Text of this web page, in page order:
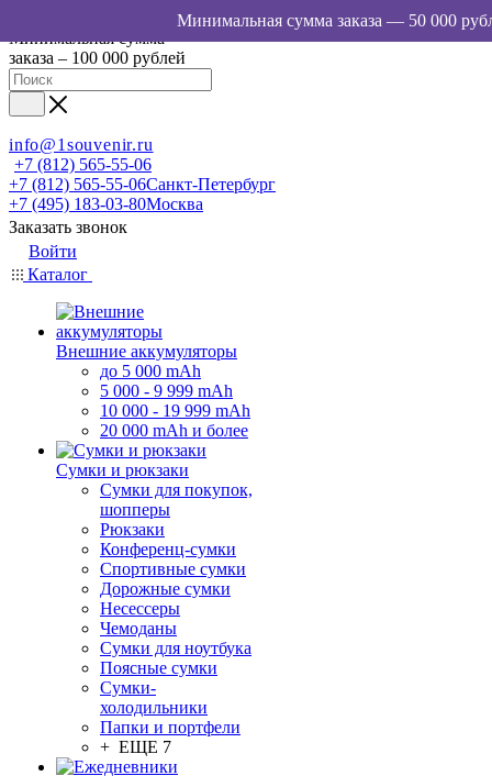
Минимальная сумма
заказа – 100 000 рублей
info@1souvenir.ru
+7 (812) 565-55-06
+7 (812) 565-55-06Санкт-Петербург
+7 (495) 183-03-80Москва
Заказать звонок
Войти
Каталог
Внешние аккумуляторы
до 5 000 mAh
5 000 - 9 999 mAh
10 000 - 19 999 mAh
20 000 mAh и более
Сумки и рюкзаки
Сумки для покупок,
шопперы
Рюкзаки
Конференц-сумки
Спортивные сумки
Дорожные сумки
Несессеры
Чемоданы
Сумки для ноутбука
Поясные сумки
Сумки-
холодильники
Папки и портфели
+ ЕЩЕ 7